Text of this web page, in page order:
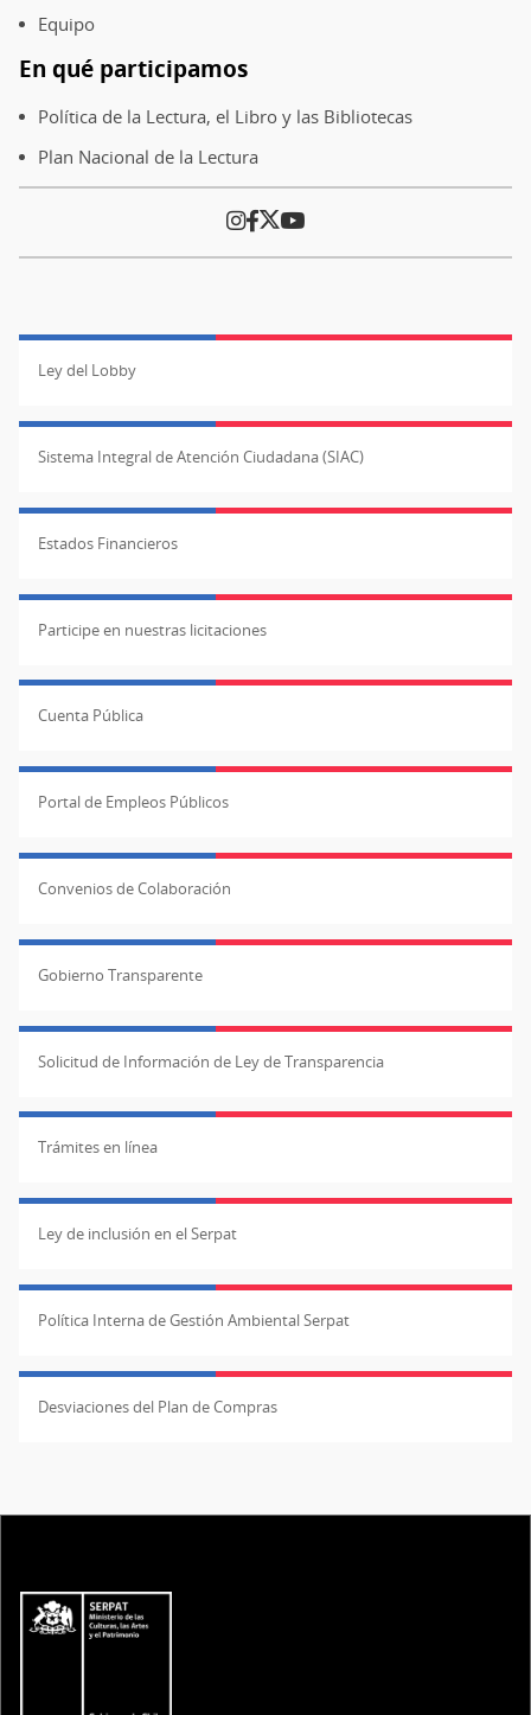
Equipo
En qué participamos
Política de la Lectura, el Libro y las Bibliotecas
Plan Nacional de la Lectura
Ley del Lobby
Sistema Integral de Atención Ciudadana (SIAC)
Estados Financieros
Participe en nuestras licitaciones
Cuenta Pública
Portal de Empleos Públicos
Convenios de Colaboración
Gobierno Transparente
Solicitud de Información de Ley de Transparencia
Trámites en línea
Ley de inclusión en el Serpat
Política Interna de Gestión Ambiental Serpat
Desviaciones del Plan de Compras